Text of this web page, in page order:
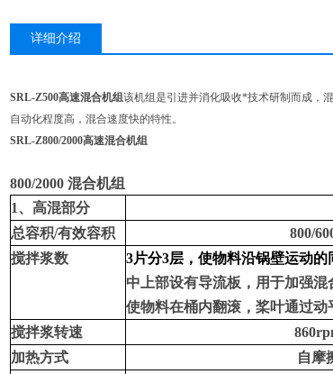
详细介绍
SRL-Z500高速混合机组该机组是引进并消化吸收*技术研制而成，
自动化程度高，混合速度快的特性。
SRL-Z800/2000高速混合机组
800/2000 混合机组
1、高混部分
总容积/有效容积
800/
搅拌浆数
3片分3层，使物料沿锅壁运动的
中上部设有导流板，用于加强
使物料在桶内翻滚，桨叶通过动
搅拌浆转速
加热方式
自摩